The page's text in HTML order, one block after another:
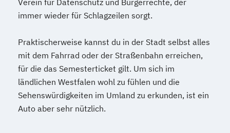
Verein für Datenschutz und Bürgerrechte, der
immer wieder für Schlagzeilen sorgt.
Praktischerweise kannst du in der Stadt selbst alles
mit dem Fahrrad oder der Straßenbahn erreichen,
für die das Semesterticket gilt. Um sich im
ländlichen Westfalen wohl zu fühlen und die
Sehenswürdigkeiten im Umland zu erkunden, ist ein
Auto aber sehr nützlich.